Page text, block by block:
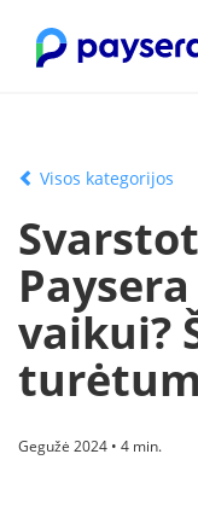
Visos kategorijos
vaikui?
Gegužė 2024 • 4 min.